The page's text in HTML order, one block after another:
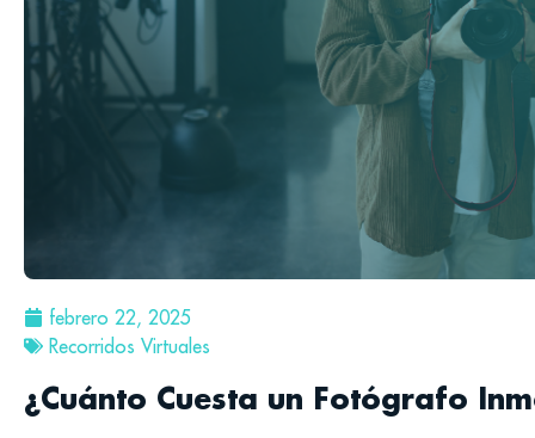
febrero 22, 2025
Recorridos Virtuales
¿Cuánto Cuesta un Fotógrafo